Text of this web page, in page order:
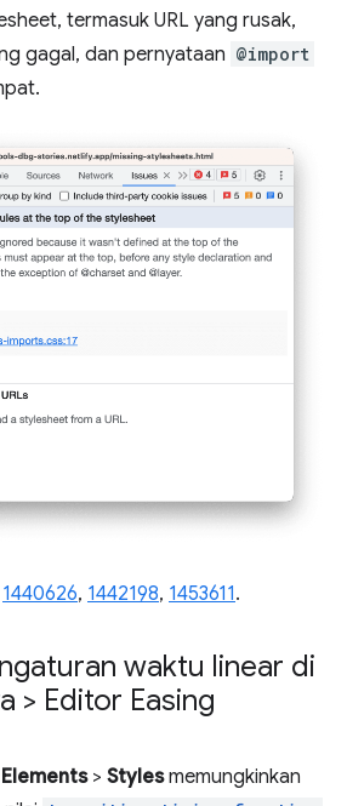
termasuk URL yang rusak,
gagal, dan pernyataan @import
1440626, 1442198, 1453611.
waktu linear di
> Editor Easing
Elements> Stylesmemungkinkan